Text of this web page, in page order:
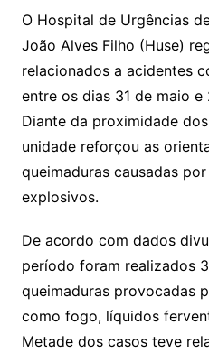
O Hospital de Urgências
João Alves Filho (Huse)
relacionados a acidentes
entre os dias 31 de maio e
Diante da proximidade
unidade reforçou as
queimaduras causadas
explosivos.
De acordo com dados
período foram realizados
queimaduras provocadas
como fogo, líquidos
Metade dos casos teve